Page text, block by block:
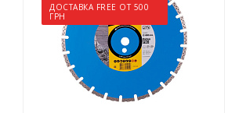
ДОСТАВКА FREE ОТ 500
ГРН